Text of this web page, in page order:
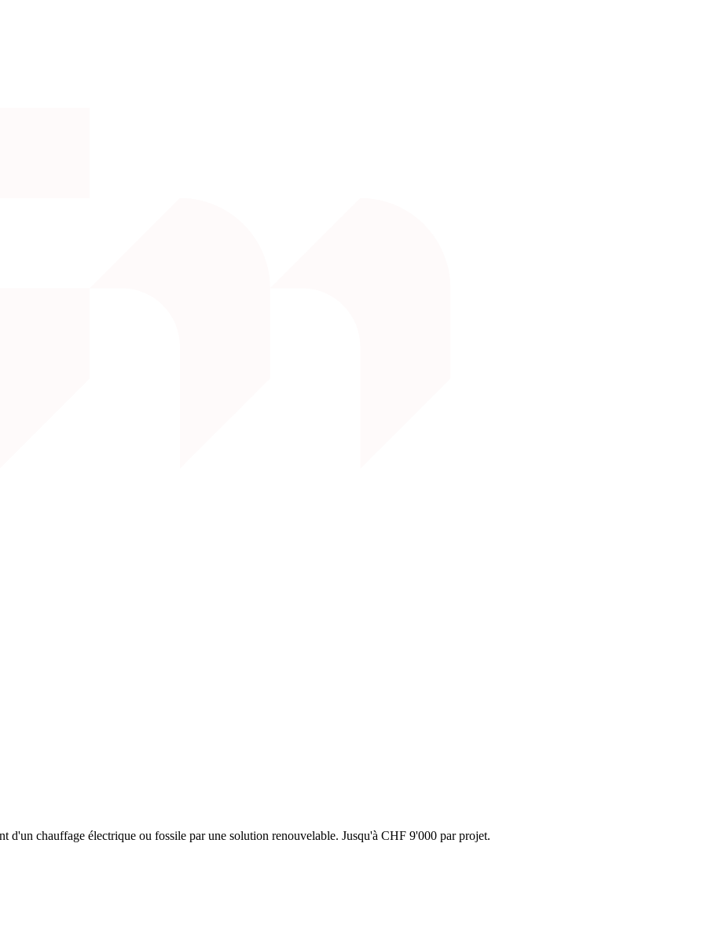
d'un chauffage électrique ou fossile par une solution renouvelable. Jusqu'à CHF 9'000 par projet.